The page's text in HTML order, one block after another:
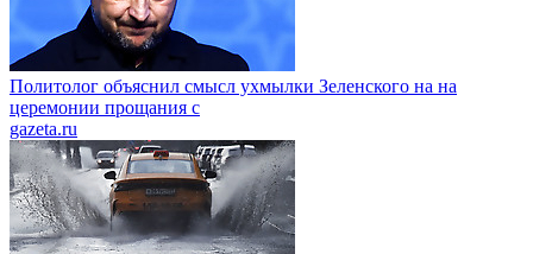
Политолог объяснил смысл ухмылки Зеленского на на
церемонии прощания с
gazeta.ru